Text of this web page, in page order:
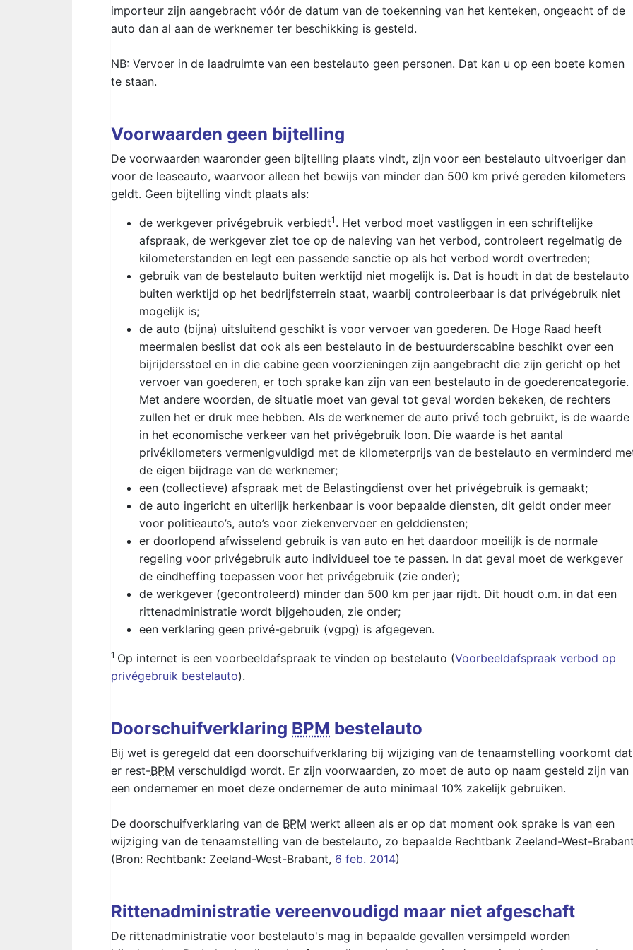
importeur zijn aangebracht vóór de datum van de toekenning van het kenteken, ongeacht of de
auto dan al aan de werknemer ter beschikking is gesteld.
NB: Vervoer in de laadruimte van een bestelauto geen personen. Dat kan u op een boete komen
te staan.
Voorwaarden geen bijtelling
De voorwaarden waaronder geen bijtelling plaats vindt, zijn voor een bestelauto uitvoeriger dan
voor de leaseauto, waarvoor alleen het bewijs van minder dan 500 km privé gereden kilometers
geldt. Geen bijtelling vindt plaats als:
de werkgever privégebruik verbiedt1 . Het verbod moet vastliggen in een schriftelijke
afspraak, de werkgever ziet toe op de naleving van het verbod, controleert regelmatig de
kilometerstanden en legt een passende sanctie op als het verbod wordt overtreden;
gebruik van de bestelauto buiten werktijd niet mogelijk is. Dat is houdt in dat de bestelauto
buiten werktijd op het bedrijfsterrein staat, waarbij controleerbaar is dat privégebruik niet
mogelijk is;
de auto (bijna) uitsluitend geschikt is voor vervoer van goederen. De Hoge Raad heeft
meermalen beslist dat ook als een bestelauto in de bestuurderscabine beschikt over een
bijrijdersstoel en in die cabine geen voorzieningen zijn aangebracht die zijn gericht op het
vervoer van goederen, er toch sprake kan zijn van een bestelauto in de goederencategorie.
Met andere woorden, de situatie moet van geval tot geval worden bekeken, de rechters
zullen het er druk mee hebben. Als de werknemer de auto privé toch gebruikt, is de waarde
in het economische verkeer van het privégebruik loon. Die waarde is het aantal
privékilometers vermenigvuldigd met de kilometerprijs van de bestelauto en verminderd
de eigen bijdrage van de werknemer;
een (collectieve) afspraak met de Belastingdienst over het privégebruik is gemaakt;
de auto ingericht en uiterlijk herkenbaar is voor bepaalde diensten, dit geldt onder meer
voor politieauto’s, auto’s voor ziekenvervoer en gelddiensten;
er doorlopend afwisselend gebruik is van auto en het daardoor moeilijk is de normale
regeling voor privégebruik auto individueel toe te passen. In dat geval moet de werkgever
de eindheffing toepassen voor het privégebruik (zie onder);
de werkgever (gecontroleerd) minder dan 500 km per jaar rijdt. Dit houdt o.m. in dat een
rittenadministratie wordt bijgehouden, zie onder;
een verklaring geen privé-gebruik (vgpg) is afgegeven.
1 Op internet is een voorbeeldafspraak te vinden op bestelauto (Voorbeeldafspraak verbod op
privégebruik bestelauto).
Doorschuifverklaring BPM bestelauto
Bij wet is geregeld dat een doorschuifverklaring bij wijziging van de tenaamstelling voorkomt dat
er rest-BPM verschuldigd wordt. Er zijn voorwaarden, zo moet de auto op naam gesteld zijn van
een ondernemer en moet deze ondernemer de auto minimaal 10% zakelijk gebruiken.
De doorschuifverklaring van de BPM werkt alleen als er op dat moment ook sprake is van een
wijziging van de tenaamstelling van de bestelauto, zo bepaalde Rechtbank Zeeland-West-
(Bron: Rechtbank: Zeeland-West-Brabant, 6 feb. 2014)
Rittenadministratie vereenvoudigd maar niet afgeschaft
De rittenadministratie voor bestelauto's mag in bepaalde gevallen versimpeld worden